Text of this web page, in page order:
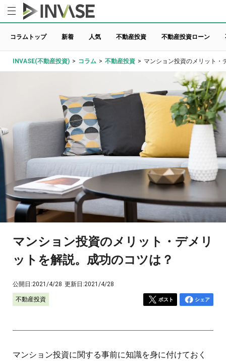
コラムトップ 新着 人気 不動産投資 不動産投資ローン
INVASE(不動産投資) > コラム > 不動産投資 > マンション投資のメリット・
マンション投資のメリット・デメリ
ットを解説。成功のコツは？
公開日:2021/4/28 更新日:2021/4/28
不動産投資 ポスト シェア
マンション投資に関する事前に知識を身に付けておく